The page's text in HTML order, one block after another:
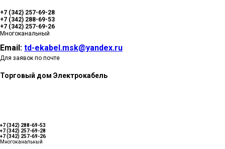
+7 (342) 257-69-28
+7 (342) 288-69-53
+7 (342) 257-69-26
Многоканальный
Email: td-ekabel.msk@yandex.ru
Для заявок по почте
Торговый дом Электрокабель
+7 (342) 288-69-53
+7 (342) 257-69-28
+7 (342) 257-69-26
Многоканальный